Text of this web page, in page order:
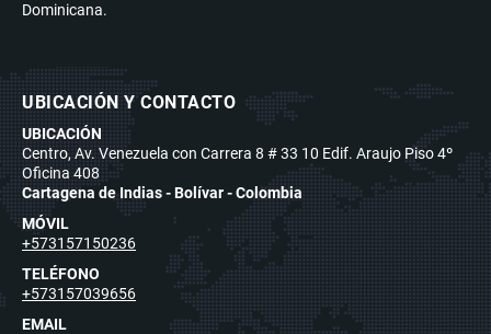
Dominicana.
UBICACIÓN Y CONTACTO
UBICACIÓN
Centro, Av. Venezuela con Carrera 8 # 33 10 Edif. Araujo Piso 4º
Oficina 408
Cartagena de Indias - Bolívar - Colombia
MÓVIL
+573157150236
TELÉFONO
+573157039656
EMAIL